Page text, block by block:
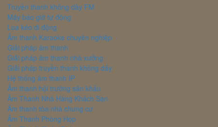
Truyền thanh không dây FM
Máy báo giờ tự động
Loa kéo di động
Âm thanh Karaoke chuyên nghiệp
Giải pháp âm thanh
Giải pháp âm thanh nhà xưởng
Giải pháp truyền thanh không dây
Hệ thống âm thanh IP
Âm thanh hội trường sân khấu
Âm Thanh Nhà Hàng Khách Sạn
Âm thanh tòa nhà chung cư
Âm Thanh Phòng Họp